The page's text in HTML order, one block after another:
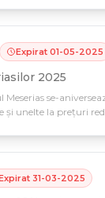
Expirat 01-05-2025
2025
Meserias se-
și unelte la prețuri
31-03-2025